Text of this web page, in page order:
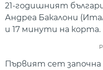
21-годишният
Андреа Бакалони
и 17 минути на корта.
Първият сет започна